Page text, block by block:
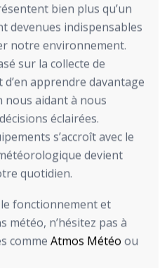
bien plus qu’un
devenues indispensables
notre environnement.
sur la collecte de
apprendre davantage
aidant à nous
éclairées.
s’accroît avec le
devient
quotidien.
fonctionnement et
météo, n’hésitez pas à
comme Atmos Météo ou